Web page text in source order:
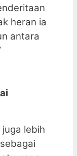
heran ia
antara
lebih